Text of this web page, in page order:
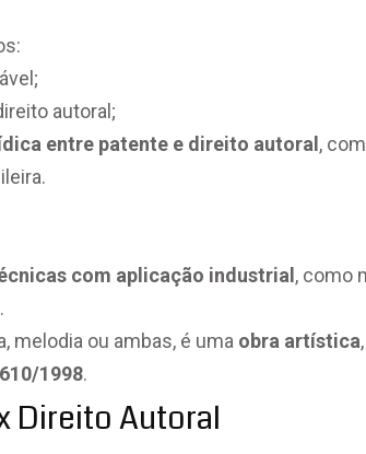
autoral;
entre patente e direito autoral ,
com aplicação industrial , como
melodia ou ambas, é uma obra artística
1998.
Direito Autoral